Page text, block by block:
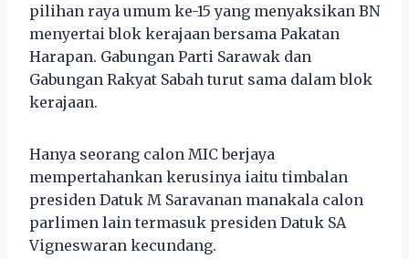
pilihan raya umum ke-15 yang menyaksikan BN
menyertai blok kerajaan bersama Pakatan
Harapan. Gabungan Parti Sarawak dan
Gabungan Rakyat Sabah turut sama dalam blok
kerajaan.
Hanya seorang calon MIC berjaya
mempertahankan kerusinya iaitu timbalan
presiden Datuk M Saravanan manakala calon
parlimen lain termasuk presiden Datuk SA
Vigneswaran kecundang.